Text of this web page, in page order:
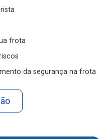
frota
da segurança na frota